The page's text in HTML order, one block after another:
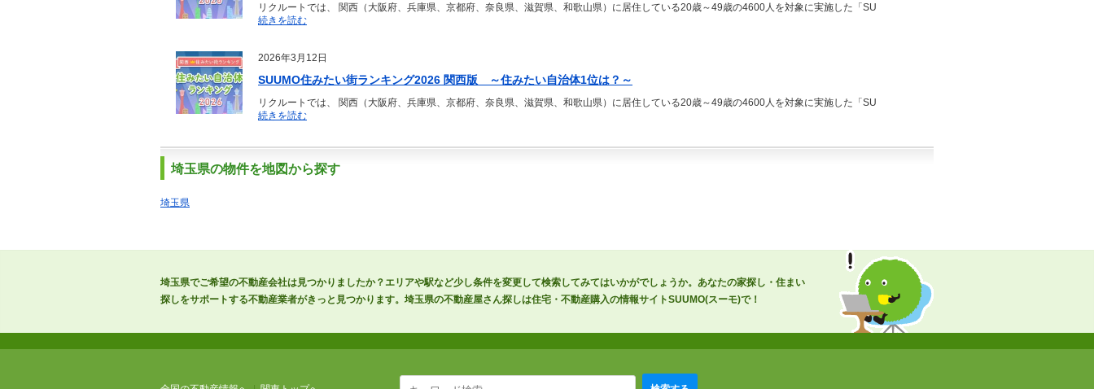
リクルートでは、 関西（大阪府、兵庫県、京都府、奈良県、滋賀県、和歌山県）に居住している20歳～49歳の4600人を対象に実施した「SU
続きを読む
2026年3月12日
SUUMO住みたい街ランキング2026 関西版 ～住みたい自治体1位は？～
リクルートでは、 関西（大阪府、兵庫県、京都府、奈良県、滋賀県、和歌山県）に居住している20歳～49歳の4600人を対象に実施した「SU
続きを読む
埼玉県の物件を地図から探す
埼玉県
埼玉県でご希望の不動産会社は見つかりましたか？エリアや駅など少し条件を変更して検索してみてはいかがでしょうか。あなたの家探し・住まい
探しをサポートする不動産業者がきっと見つかります。埼玉県の不動産屋さん探しは住宅・不動産購入の情報サイトSUUMO(スーモ)で！